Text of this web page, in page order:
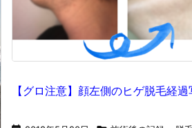
【グロ注意】顔左側のヒゲ脱毛経過